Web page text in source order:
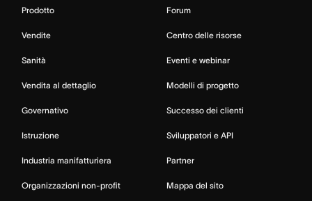
Prodotto
Vendite
Sanità
Vendita al dettaglio
Governativo
Istruzione
Industria manifatturiera
Organizzazioni non-profit
Forum
Centro delle risorse
Eventi e webinar
Modelli di progetto
Successo dei clienti
Sviluppatori e API
Partner
Mappa del sito